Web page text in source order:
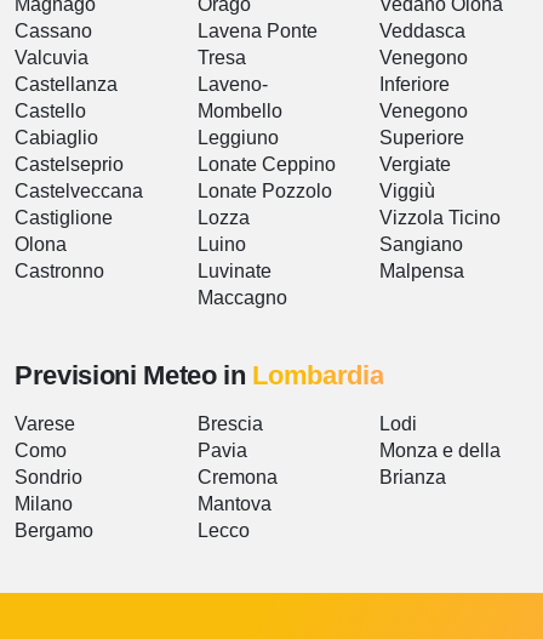
Cassano
Valcuvia
Castellanza
Castello
Cabiaglio
Castelseprio
Castelveccana
Castiglione
Olona
Castronno
Lavena Ponte
Tresa
Laveno-
Mombello
Leggiuno
Lonate Ceppino
Lonate Pozzolo
Lozza
Luino
Luvinate
Maccagno
Veddasca
Venegono
Inferiore
Venegono
Superiore
Vergiate
Viggiù
Vizzola Ticino
Sangiano
Malpensa
Previsioni Meteo in Lombardia
Varese
Como
Sondrio
Milano
Bergamo
Brescia
Pavia
Cremona
Mantova
Lecco
Lodi
Monza e della
Brianza